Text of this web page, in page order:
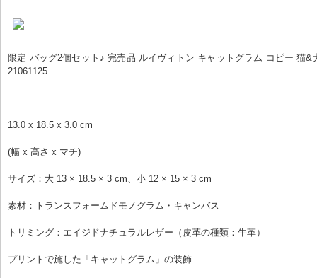
限定 バッグ2個セット♪ 完売品 ルイヴィトン キャットグラム コピー 猫&
21061125
13.0 x 18.5 x 3.0 cm
(幅 x 高さ x マチ)
サイズ：大 13 × 18.5 × 3 cm、小 12 × 15 × 3 cm
素材：トランスフォームドモノグラム・キャンバス
トリミング：エイジドナチュラルレザー（皮革の種類：牛革）
プリントで施した「キャットグラム」の装飾